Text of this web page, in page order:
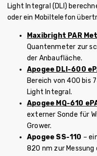
Light Integral (DLI)
oder ein Mobiltelefon
Maxibright PAR
Quantenmeter zur
der Anbaufläche.
Apogee DLI-600
Bereich von 400 bis
Light Integral.
Apogee MQ-610
externer Sonde für
Grower.
Apogee SS-110 –
820 nm zur